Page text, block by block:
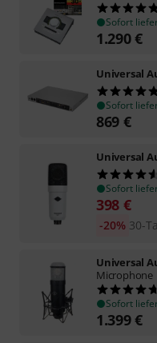
Sofort
1.290€
Universal
Sofort
869 €
Universal
Sofort
398 €
30-
-20%
Universal
Microphone
Sofort
1.399€